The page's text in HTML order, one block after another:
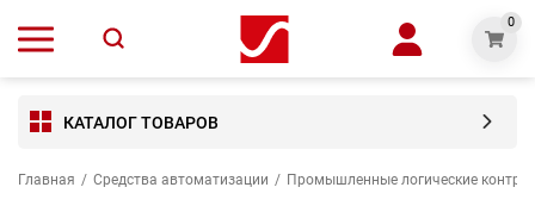
0
КАТАЛОГ ТОВАРОВ
Главная / Средства автоматизации / Промышленные логические